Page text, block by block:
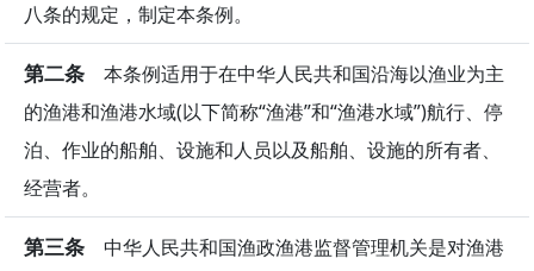
八条的规定，制定本条例。
第二条 本条例适用于在中华人民共和国沿海以渔业为主
的渔港和渔港水域(以下简称“渔港”和“渔港水域”)航行、停
泊、作业的船舶、设施和人员以及船舶、设施的所有者、
经营者。
第三条 中华人民共和国渔政渔港监督管理机关是对渔港